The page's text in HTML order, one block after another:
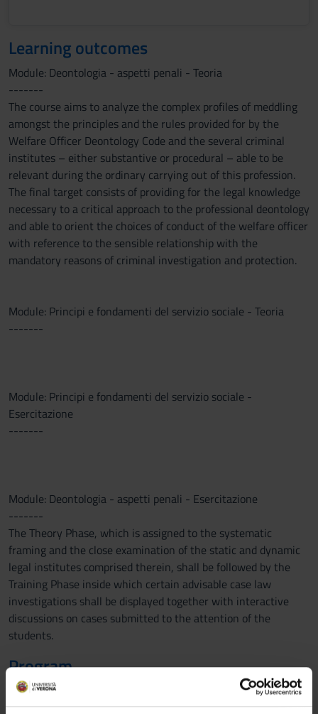
Learning outcomes
Module: Deontologia - aspetti penali - Teoria
-------
The course aims to analyze the complex profiles of meddling
amongst the principles and the rules provided for by the
Welfare Officer Deontology Code and the several criminal
institutes – either substantive or procedural – able to be
relevant during the ordinary carrying out of this profession.
The final target consists of providing for the legal knowledge
necessary to a critical approach to the professional deontology
and able to orient the choices of conduct of the welfare officer
with reference to the sensible relationship with the
mandatory reasons of criminal investigation and protection.
Module: Principi e fondamenti del servizio sociale - Teoria
-------
Module: Principi e fondamenti del servizio sociale -
Esercitazione
-------
Module: Deontologia - aspetti penali - Esercitazione
-------
The Theory Phase, which is assigned to the systematic
framing and the close examination of the static and dynamic
legal institutes comprised therein, shall be followed by the
Training Phase inside which certain advisable case law
investigations shall be displayed together with interactive
discussions on cases submitted to the attention of the
students.
Program
Module: Deontologia - aspetti penali - Teoria
-------